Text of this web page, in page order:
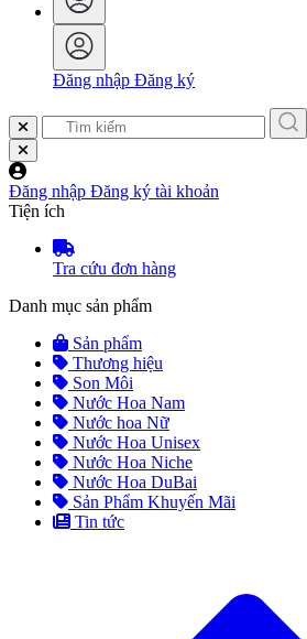
Đăng nhập Đăng ký
Đăng nhập Đăng ký tài khoản
Tiện ích
Tra cứu đơn hàng
Danh mục sản phẩm
Sản phẩm
Thương hiệu
Son Môi
Nước Hoa Nam
Nước hoa Nữ
Nước Hoa Unisex
Nước Hoa Niche
Nước Hoa DuBai
Sản Phẩm Khuyến Mãi
Tin tức